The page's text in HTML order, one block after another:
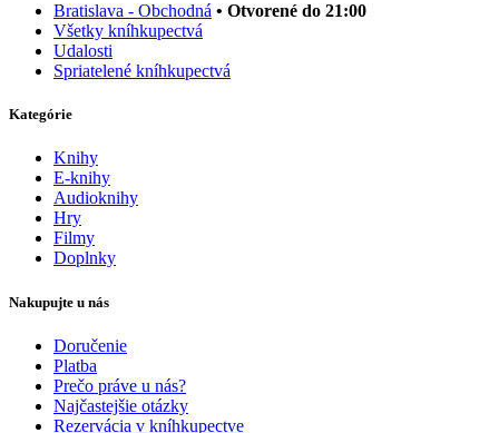
Bratislava - Obchodná • Otvorené do 21:00
Všetky kníhkupectvá
Udalosti
Spriatelené kníhkupectvá
Kategórie
Knihy
E-knihy
Audioknihy
Hry
Filmy
Doplnky
Nakupujte u nás
Doručenie
Platba
Prečo práve u nás?
Najčastejšie otázky
Rezervácia v kníhkupectve